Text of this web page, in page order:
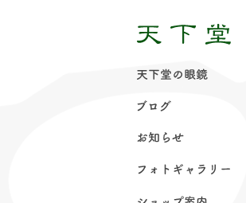
鏡
グ
せ